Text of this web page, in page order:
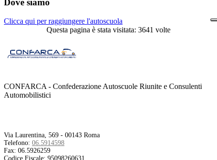
Dove siamo
Clicca qui per raggiungere l'autoscuola
Questa pagina è stata visitata: 3641 volte
CONFARCA - Confederazione Autoscuole Riunite e Consulenti
Automobilistici
Via Laurentina, 569 - 00143 Roma
Telefono: 06.5914598
Fax: 06.5926259
Codice Fiscale: 95098260631